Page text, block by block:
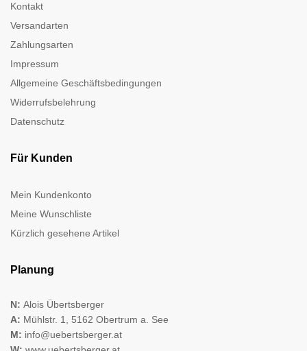
Kontakt
Versandarten
Zahlungsarten
Impressum
Allgemeine Geschäftsbedingungen
Widerrufsbelehrung
Datenschutz
Für Kunden
Mein Kundenkonto
Meine Wunschliste
Kürzlich gesehene Artikel
Planung
N: Alois Übertsberger
A: Mühlstr. 1, 5162 Obertrum a. See
M: info@uebertsberger.at